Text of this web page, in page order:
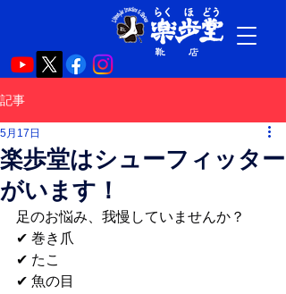
記事
楽歩堂はシューフィッター
がいます！
5月17日
足のお悩み、我慢していませんか？
✔︎ 巻き爪
✔︎ たこ
✔︎ 魚の目